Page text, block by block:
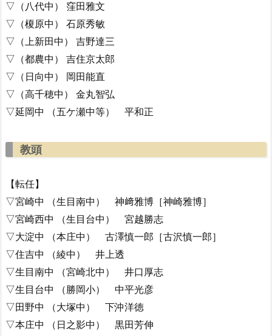
▽（八代中） 窪田雅文
▽（榎原中） 石原秀敏
▽（上新田中） 吉野達三
▽（都農中） 吉住京太郎
▽（日向中） 岡田能直
▽（高千穂中） 金丸智弘
▽延岡中 （五ケ瀬中等） 平和正
教頭
【転任】
▽宮崎中 （生目南中） 神﨑雅博［神崎雅博］
▽宮崎西中 （生目台中） 宮越勝志
▽大淀中 （本庄中） 古澤慎一郎［古沢慎一郎］
▽住吉中 （綾中） 井上透
▽生目南中 （宮崎北中） 井口厚志
▽生目台中 （勝岡小） 中平光彦
▽田野中 （大塚中） 下沖洋徳
▽本庄中 （日之影中） 黒田芳伸